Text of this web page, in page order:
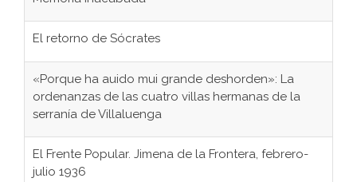
serranía de Villaluenga